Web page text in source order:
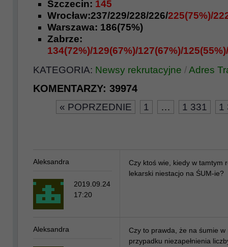
Szczecin: 145
Wrocław:237/229/228/226/225(75%)/
Warszawa: 186(75%)
Zabrze:
134(72%)/129(67%)/127(67%)/
KATEGORIA: Newsy rekrutacyjne /Adres
KOMENTARZY: 39974
« POPRZEDNIE 1 … 1 331 1
Czy ktoś wie, kiedy w tamtym
lekarski niestacjo na ŚUM-ie?
Aleksandra
2019.09.24
17:20
Czy to prawda, że na śumie w
przypadku niezapełnienia
Aleksandra